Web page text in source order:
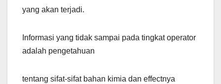
yang akan terjadi.
Informasi yang tidak sampai pada tingkat operator
adalah pengetahuan
tentang sifat-sifat bahan kimia dan effectnya